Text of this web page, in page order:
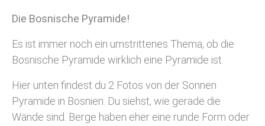
Die Bosnische Pyramide!
Es ist immer noch ein umstrittenes Thema, ob die
Bosnische Pyramide wirklich eine Pyramide ist.
Hier unten findest du 2 Fotos von der Sonnen
Pyramide in Bosnien. Du siehst, wie gerade die
Wände sind. Berge haben eher eine runde Form oder